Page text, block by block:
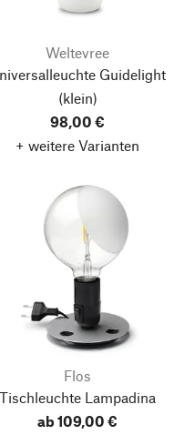
Weltevree
Guidelight
(klein)
98,00 €
+ weitere Varianten
Flos
Tischleuchte Lampadina
ab 109,00 €